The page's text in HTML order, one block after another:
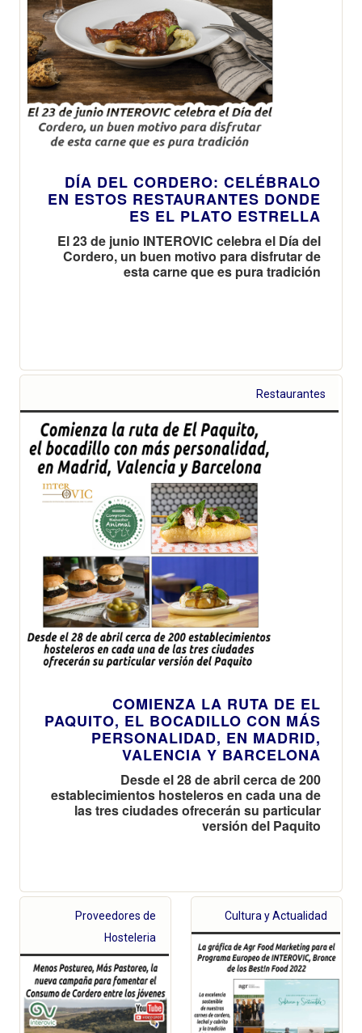
DÍA DEL CORDERO: CELÉBRALO
EN ESTOS RESTAURANTES DONDE
ES EL PLATO ESTRELLA
El 23 de junio INTEROVIC celebra el Día del
Cordero, un buen motivo para disfrutar de
esta carne que es pura tradición
Restaurantes
COMIENZA LA RUTA DE EL
PAQUITO, EL BOCADILLO CON MÁS
PERSONALIDAD, EN MADRID,
VALENCIA Y BARCELONA
Desde el 28 de abril cerca de 200
establecimientos hosteleros en cada una de
las tres ciudades ofrecerán su particular
versión del Paquito
Proveedores de
Hosteleria
Cultura y Actualidad